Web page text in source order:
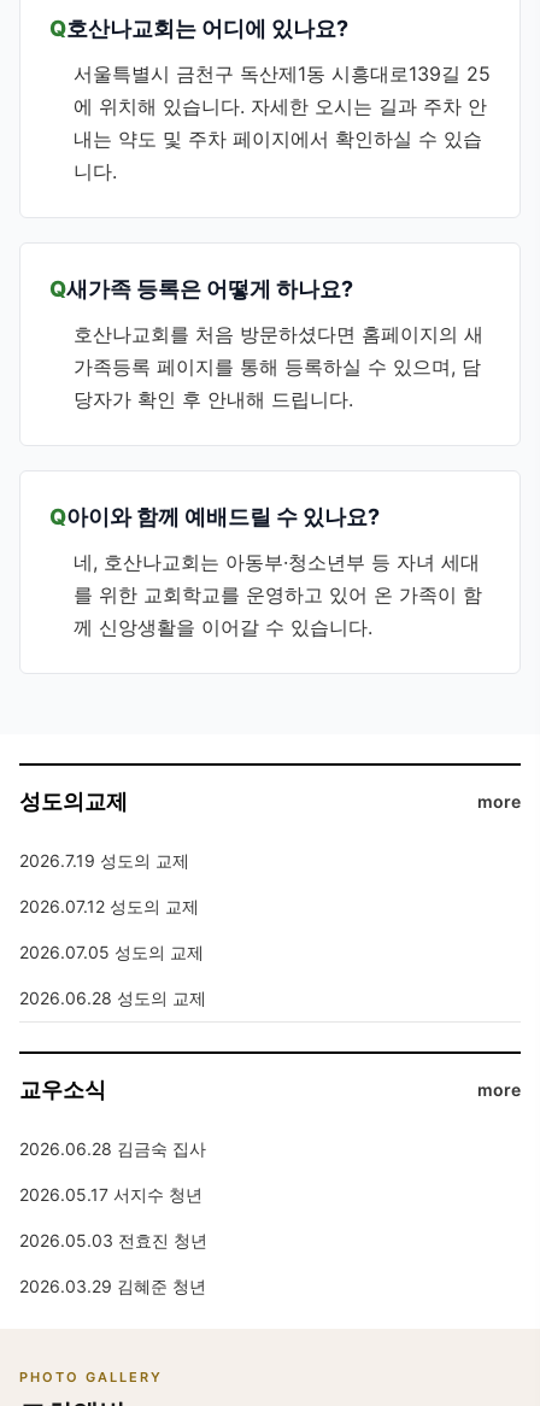
호산나교회는 어디에 있나요?
서울특별시 금천구 독산제1동 시흥대로139길 25
에 위치해 있습니다. 자세한 오시는 길과 주차 안
내는 약도 및 주차 페이지에서 확인하실 수 있습
니다.
새가족 등록은 어떻게 하나요?
호산나교회를 처음 방문하셨다면 홈페이지의 새
가족등록 페이지를 통해 등록하실 수 있으며, 담
당자가 확인 후 안내해 드립니다.
아이와 함께 예배드릴 수 있나요?
네, 호산나교회는 아동부·청소년부 등 자녀 세대
를 위한 교회학교를 운영하고 있어 온 가족이 함
께 신앙생활을 이어갈 수 있습니다.
성도의교제 more
2026.7.19 성도의 교제
2026.07.12 성도의 교제
2026.07.05 성도의 교제
2026.06.28 성도의 교제
교우소식 more
2026.06.28 김금숙 집사
2026.05.17 서지수 청년
2026.05.03 전효진 청년
2026.03.29 김혜준 청년
PHOTO GALLERY